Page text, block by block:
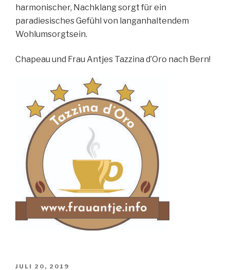
harmonischer, Nachklang sorgt für ein
paradiesisches Gefühl von langanhaltendem
Wohlumsorgtsein.
Chapeau und Frau Antjes Tazzina d’Oro nach Bern!
VERÖFFENTLICHT
JULI 20, 2019